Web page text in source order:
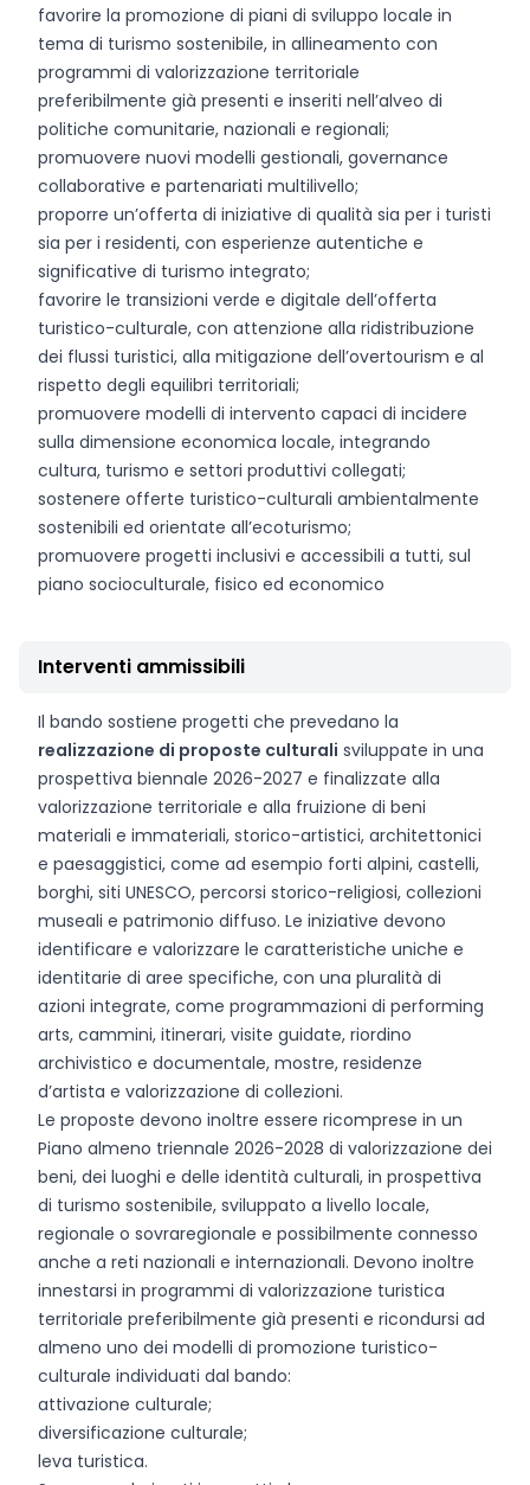
favorire la promozione di piani di sviluppo locale in
tema di turismo sostenibile, in allineamento con
programmi di valorizzazione territoriale
preferibilmente già presenti e inseriti nell’alveo di
politiche comunitarie, nazionali e regionali;
promuovere nuovi modelli gestionali, governance
collaborative e partenariati multilivello;
proporre un’offerta di iniziative di qualità sia per i turisti
sia per i residenti, con esperienze autentiche e
significative di turismo integrato;
favorire le transizioni verde e digitale dell’offerta
turistico-culturale, con attenzione alla ridistribuzione
dei flussi turistici, alla mitigazione dell’overtourism e al
rispetto degli equilibri territoriali;
promuovere modelli di intervento capaci di incidere
sulla dimensione economica locale, integrando
cultura, turismo e settori produttivi collegati;
sostenere offerte turistico-culturali ambientalmente
sostenibili ed orientate all’ecoturismo;
promuovere progetti inclusivi e accessibili a tutti, sul
piano socioculturale, fisico ed economico
Interventi ammissibili
Il bando sostiene progetti che prevedano la
realizzazione di proposte culturali sviluppate in una
prospettiva biennale 2026-2027 e finalizzate alla
valorizzazione territoriale e alla fruizione di beni
materiali e immateriali, storico-artistici, architettonici
e paesaggistici, come ad esempio forti alpini, castelli,
borghi, siti UNESCO, percorsi storico-religiosi, collezioni
museali e patrimonio diffuso. Le iniziative devono
identificare e valorizzare le caratteristiche uniche e
identitarie di aree specifiche, con una pluralità di
azioni integrate, come programmazioni di performing
arts, cammini, itinerari, visite guidate, riordino
archivistico e documentale, mostre, residenze
d’artista e valorizzazione di collezioni.
Le proposte devono inoltre essere ricomprese in un
Piano almeno triennale 2026-2028 di valorizzazione dei
beni, dei luoghi e delle identità culturali, in prospettiva
di turismo sostenibile, sviluppato a livello locale,
regionale o sovraregionale e possibilmente connesso
anche a reti nazionali e internazionali. Devono inoltre
innestarsi in programmi di valorizzazione turistica
territoriale preferibilmente già presenti e ricondursi ad
almeno uno dei modelli di promozione turistico-
culturale individuati dal bando:
attivazione culturale;
diversificazione culturale;
leva turistica.